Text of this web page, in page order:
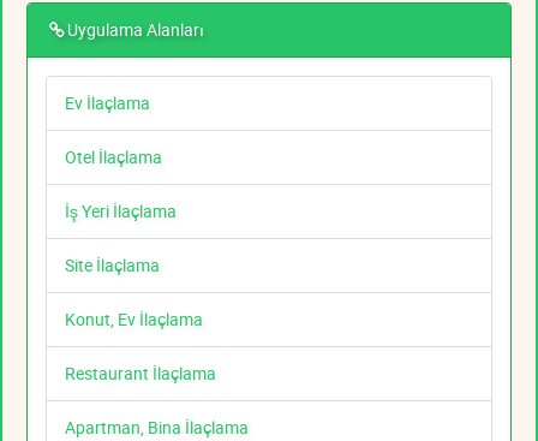
Uygulama Alanları
Ev İlaçlama
Otel İlaçlama
İş Yeri İlaçlama
Site İlaçlama
Konut, Ev İlaçlama
Restaurant İlaçlama
Apartman, Bina İlaçlama